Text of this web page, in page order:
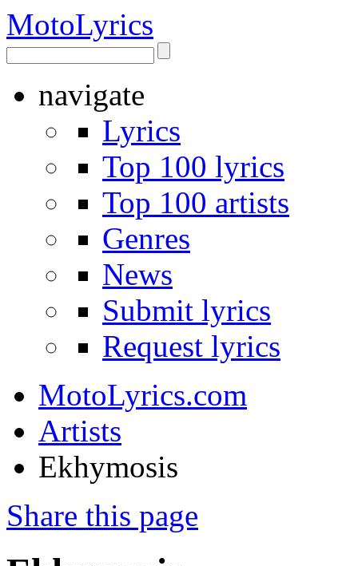
MotoLyrics
navigate
Lyrics
Top 100 lyrics
Top 100 artists
Genres
News
Submit lyrics
Request lyrics
MotoLyrics.com
Artists
Ekhymosis
Share this page